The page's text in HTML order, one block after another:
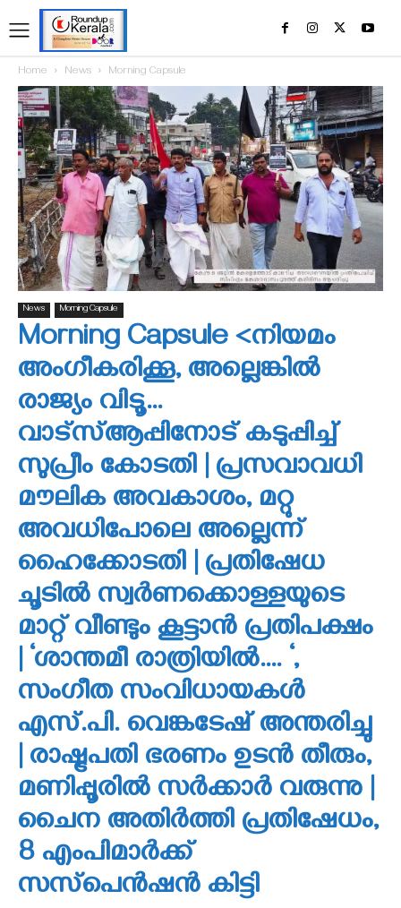
Home News Morning Capsule
News Morning Capsule
Morning Capsule <നിയമം
അംഗീകരിക്കൂ, അല്ലെങ്കില്‍
രാജ്യം വിടൂ…
വാട്‌സ്ആപ്പിനോട് കടുപ്പിച്ച്
സുപ്രീം കോടതി | പ്രസവാവധി
മൗലിക അവകാശം, മറ്റു
അവധിപോലെ അല്ലെന്ന്
ഹൈക്കോടതി | പ്രതിഷേധ
ചൂടില്‍ സ്വര്‍ണക്കൊള്ളയുടെ
മാറ്റ് വീണ്ടും കൂട്ടാന്‍ പ്രതിപക്ഷം
| ‘ശാന്തമീ രാത്രിയില്‍…. ‘,
സംഗീത സംവിധായകള്‍
എസ്.പി. വെങ്കടേഷ് അന്തരിച്ചു
| രാഷ്ട്രപതി ഭരണം ഉടന്‍ തീരും,
മണിപ്പൂരില്‍ സര്‍ക്കാര്‍ വരുന്നു |
ചൈന അതിര്‍ത്തി പ്രതിഷേധം,
8 എംപിമാര്‍ക്ക്
സസ്‌പെന്‍ഷന്‍ കിട്ടി